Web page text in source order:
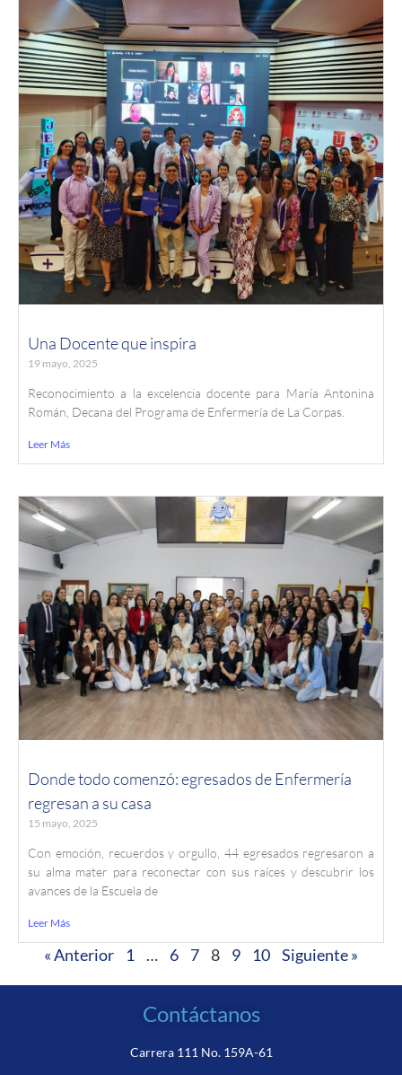
Una Docente que inspira
19 mayo, 2025
Reconocimiento a la excelencia docente para María Antonina
Román, Decana del Programa de Enfermería de La Corpas.
Leer Más
Donde todo comenzó: egresados de Enfermería
regresan a su casa
15 mayo, 2025
Con emoción, recuerdos y orgullo, 44 egresados regresaron a
su alma mater para reconectar con sus raíces y descubrir los
avances de la Escuela de
Leer Más
« Anterior 1 … 6 7 8 9 10 Siguiente »
Contáctanos
Carrera 111 No. 159A-61